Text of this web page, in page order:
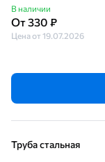
В наличии
От 330 ₽
Цена от 19.07.2026
Труба стальная